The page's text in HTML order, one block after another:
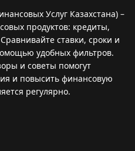
Услуг Казахстана) –
продуктов: кредиты,
ставки, сроки и
удобных фильтров.
и советы помогут
и повысить финансовую
регулярно.